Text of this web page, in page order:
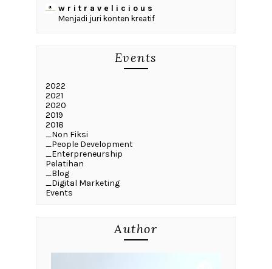
w r i t r a v e l i c i o u s
Menjadi juri konten kreatif
Events
2022
2021
2020
2019
2018
_Non Fiksi
_People Development
_Enterpreneurship
Pelatihan
_Blog
_Digital Marketing
Events
Author